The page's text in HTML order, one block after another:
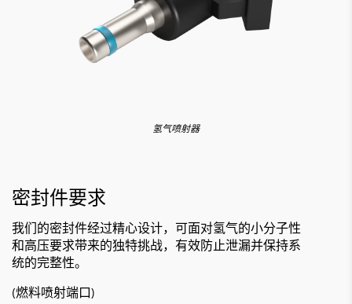
氢气喷射器
密封件要求
我们的密封件经过精心设计，可面对氢气的小分子性
和高压要求带来的独特挑战，有效防止泄漏并保持系
统的完整性。
(燃料喷射端口)